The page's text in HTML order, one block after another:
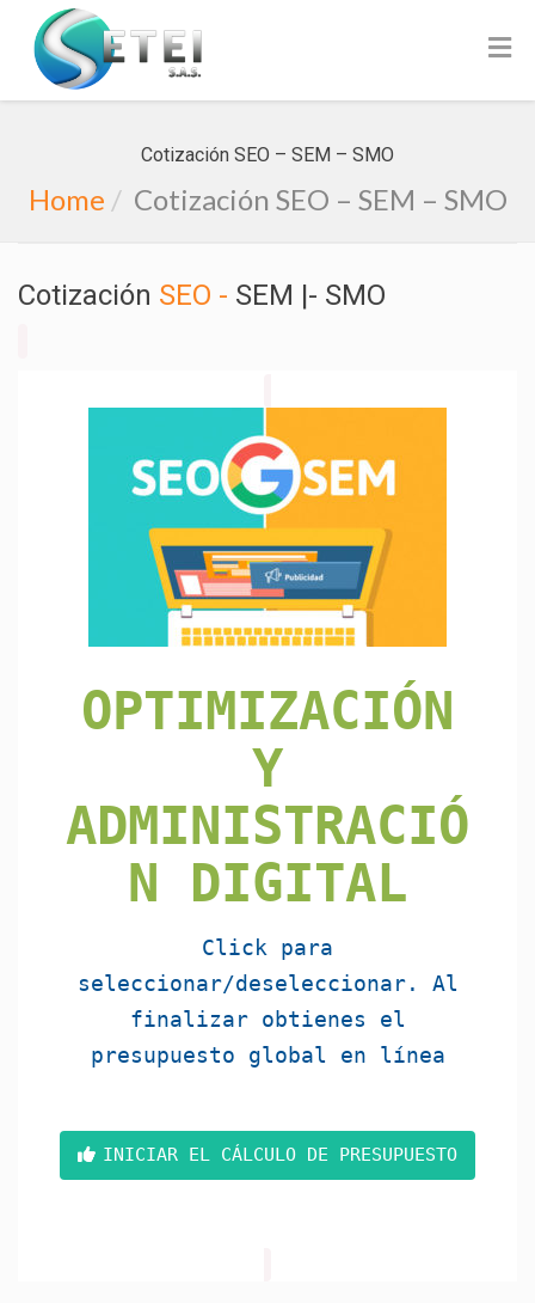
Cotización SEO – SEM – SMO
Home Cotización SEO – SEM – SMO
Cotización SEO - SEM |- SMO
OPTIMIZACIÓN
Y
ADMINISTRACIÓ
N DIGITAL
Click para
seleccionar/deseleccionar. Al
finalizar obtienes el
presupuesto global en línea
INICIAR EL CÁLCULO DE PRESUPUESTO
iOS - iPhone